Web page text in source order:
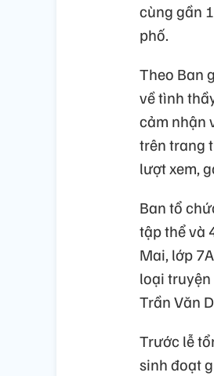
cùng gần
phố.
Theo Ban
về tình
cảm nhận
trên trang
lượt xem,
Ban tổ
tập thể và
Mai, lớp
loại truyện
Trần Văn
Trước lễ
sinh đoạt